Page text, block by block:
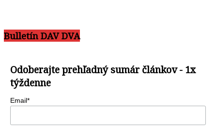
Bulletín DAV DVA
Odoberajte prehľadný sumár článkov - 1x
týždenne
Email*